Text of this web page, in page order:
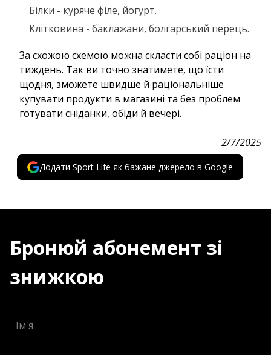
Білки - куряче філе, йогурт.
Клітковина - баклажани, болгарський перець.
За схожою схемою можна скласти собі раціон на
тиждень. Так ви точно знатимете, що їсти
щодня, зможете швидше й раціональніше
купувати продукти в магазині та без проблем
готувати сніданки, обіди й вечері.
2/7/2025
Додати Sport Life як бажане джерело в Google
Бронюй абонемент зі
знижкою
Ім'я